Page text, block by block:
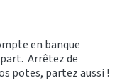
en banque
Arrêtez de
potes, partez aussi !